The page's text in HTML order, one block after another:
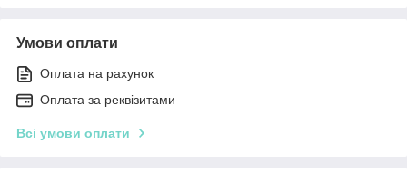
Умови оплати
Оплата на рахунок
Оплата за реквізитами
Всі умови оплати